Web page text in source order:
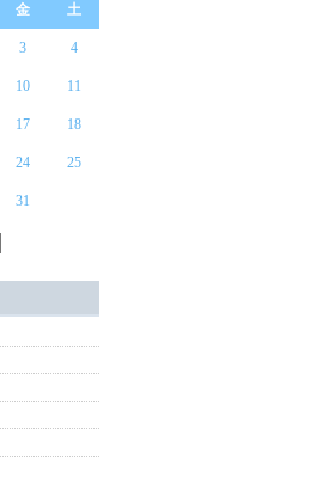
金 土
3 4
10 11
17 18
24 25
31